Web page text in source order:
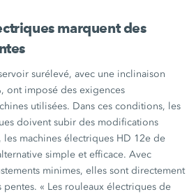
marquent des
surélevé, avec une inclinaison
, ont imposé des exigences
utilisées. Dans ces conditions, les
doivent subir des modifications
les machines électriques HD 12e de
simple et efficace. Avec
minimes, elles sont directement
pentes. « Les rouleaux électriques de